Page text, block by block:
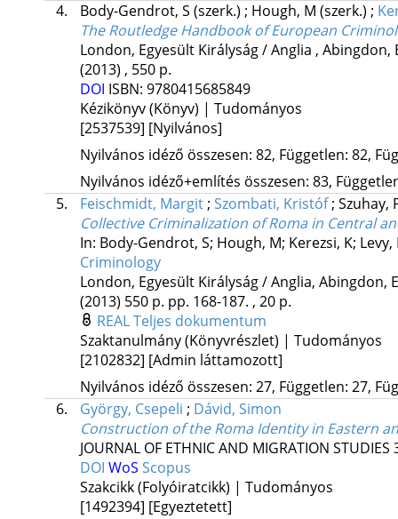
4.
Body-Gendrot, S (szerk.) ; Hough, M (szerk.) ;
The Routledge Handbook of European
London, Egyesült Királyság / Anglia , Abingdon,
(2013) , 550 p.
DOI ISBN: 9780415685849
Kézikönyv (Könyv) | Tudományos
[2537539] [Nyilvános]
Nyilvános idéző összesen: 82, Független: 82,
Nyilvános idéző+említés összesen: 83,
5.
Feischmidt, Margit; Szombati, Kristóf; Szuhay,
Collective Criminalization of Roma in Central
In: Body-Gendrot, S; Hough, M; Kerezsi, K; Levy,
Criminology
London, Egyesült Királyság / Anglia, Abingdon,
(2013) 550 p. pp. 168-187. , 20 p.
REALTeljes dokumentum
Szaktanulmány (Könyvrészlet) | Tudományos
[2102832] [Admin láttamozott]
Nyilvános idéző összesen: 27, Független: 27,
6.
György, Csepeli ; Dávid, Simon
Construction of the Roma Identity in Eastern
JOURNAL OF ETHNIC AND MIGRATION STUDIES
DOI WoS Scopus
Szakcikk (Folyóiratcikk) | Tudományos
[1492394] [Egyeztetett]